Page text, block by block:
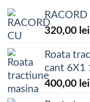
320,00 lei
Roata
cant 6X1
400,00 lei